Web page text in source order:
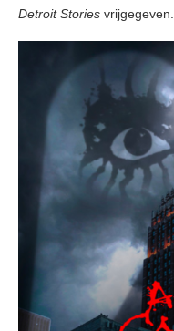
Detroit Stories vrijgegeven.